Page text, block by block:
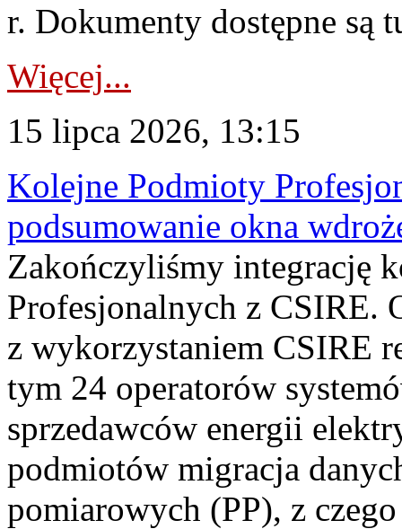
r. Dokumenty dostępne są
Więcej...
15 lipca 2026, 13:15
Kolejne Podmioty
podsumowanie okna
Zakończyliśmy integrację
Profesjonalnych z CSIRE.
z wykorzystaniem CSIRE
tym 24 operatorów
sprzedawców energii
podmiotów migracja
pomiarowych (PP), z